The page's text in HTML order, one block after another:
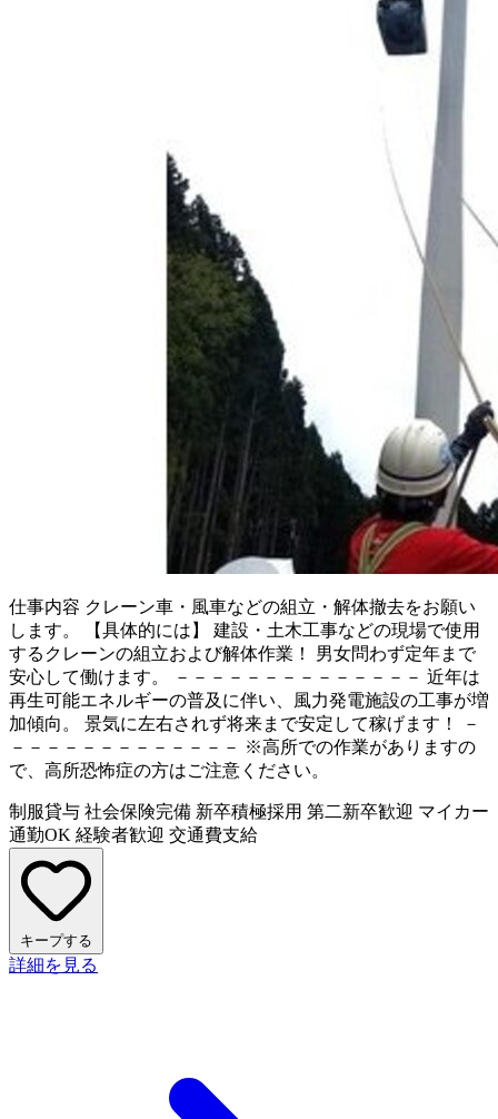
仕事内容 クレーン車・風車などの組立・解体撤去をお願い
します。 【具体的には】 建設・土木工事などの現場で使用
するクレーンの組立および解体作業！ 男女問わず定年まで
安心して働けます。 －－－－－－－－－－－－－－ 近年は
再生可能エネルギーの普及に伴い、風力発電施設の工事が増
加傾向。 景気に左右されず将来まで安定して稼げます！ －
－－－－－－－－－－－－－ ※高所での作業がありますの
で、高所恐怖症の方はご注意ください。
制服貸与 社会保険完備 新卒積極採用 第二新卒歓迎 マイカー
通勤OK 経験者歓迎 交通費支給
キープする
詳細を見る